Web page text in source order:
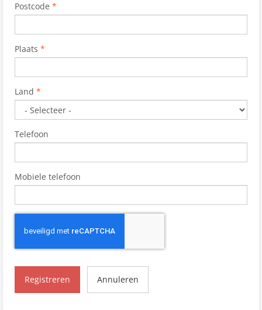
Postcode *
Plaats *
Land *
Telefoon
Mobiele telefoon
Registreren Annuleren